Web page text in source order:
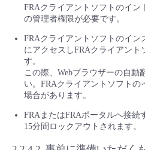
FRAクライアントソフトのイ
の管理者権限が必要です。
FRAクライアントソフトのイ
にアクセスしFRAクライアント
す。
この際、Webブラウザーの自動
い。FRAクライアントソフトの
場合があります。
FRAまたはFRAポータルへ接続
15分間ロックアウトされます。